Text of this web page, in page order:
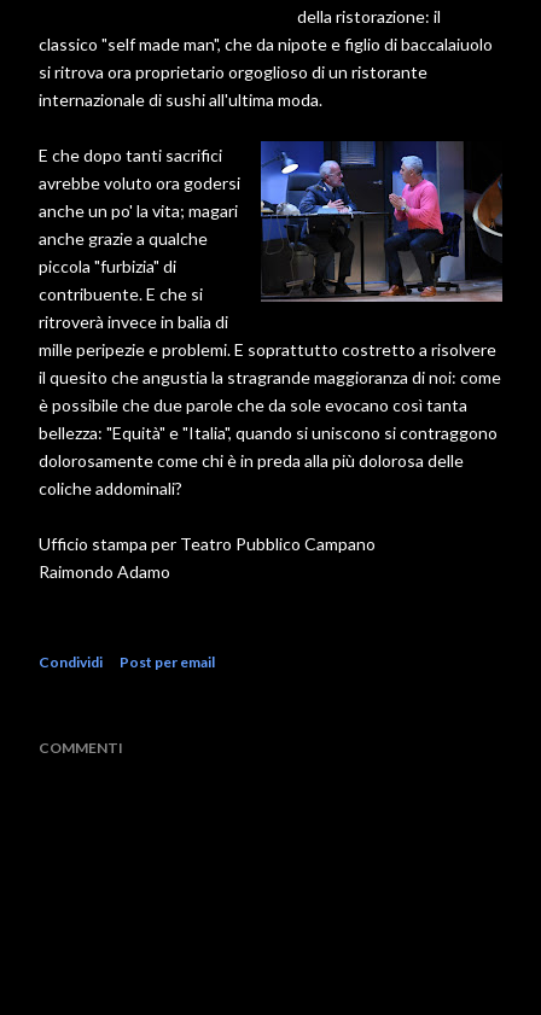
della ristorazione: il
classico "self made man", che da nipote e figlio di baccalaiuolo
si ritrova ora proprietario orgoglioso di un ristorante
internazionale di sushi all'ultima moda.
E che dopo tanti sacrifici
avrebbe voluto ora godersi
anche un po' la vita; magari
anche grazie a qualche
piccola "furbizia" di
contribuente. E che si
ritroverà invece in balia di
mille peripezie e problemi. E soprattutto costretto a risolvere
il quesito che angustia la stragrande maggioranza di noi: come
è possibile che due parole che da sole evocano così tanta
bellezza: "Equità" e "Italia", quando si uniscono si contraggono
dolorosamente come chi è in preda alla più dolorosa delle
coliche addominali?
Ufficio stampa per Teatro Pubblico Campano
Raimondo Adamo
Condividi Post per email
COMMENTI